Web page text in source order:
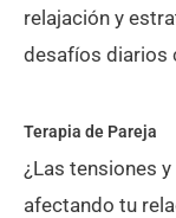
relajación y
desafíos diarios
Terapia de Pareja
¿Las tensiones
afectando tu